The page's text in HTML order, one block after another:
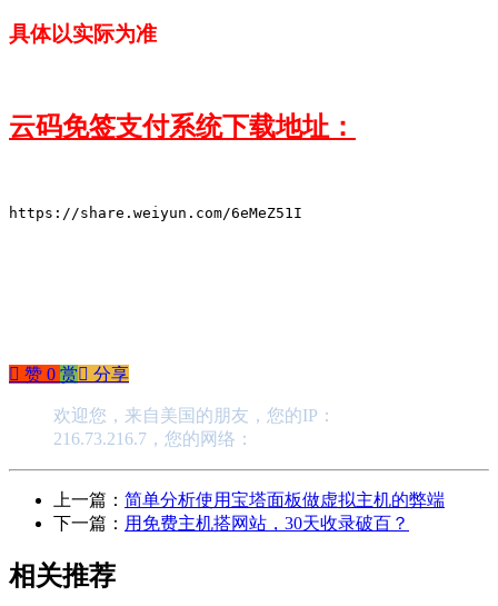
具体以实际为准
云码免签支付系统下载地址：
https://share.weiyun.com/6eMeZ51I
󰄼 赞 0 赏󰄯 分享
欢迎您，来自美国的朋友，您的IP：
216.73.216.7，您的网络：
上一篇： 简单分析使用宝塔面板做虚拟主机的弊端
下一篇： 用免费主机搭网站，30天收录破百？
相关推荐